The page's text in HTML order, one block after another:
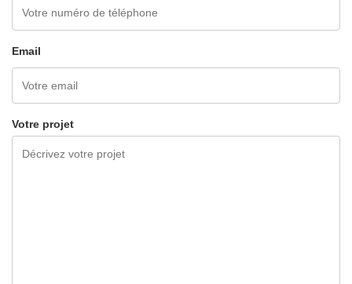
Email
Votre projet